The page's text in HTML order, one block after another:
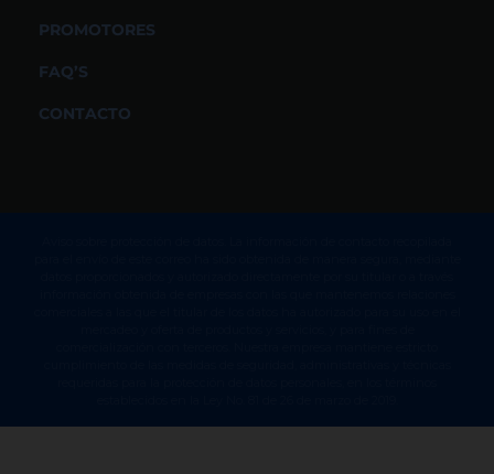
PROMOTORES
FAQ’S
CONTACTO